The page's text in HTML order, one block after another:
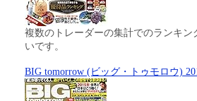
複数のトレーダーの集計でのランキン
いです。
BIG tomorrow (ビッグ・トゥモロウ)